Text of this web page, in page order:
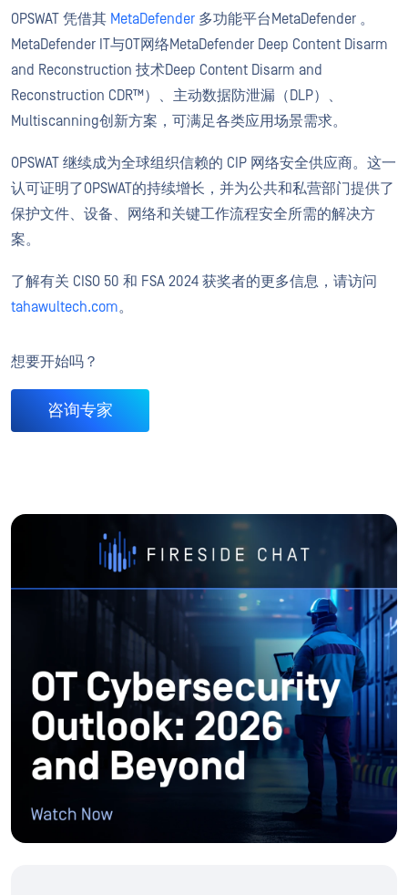
OPSWAT 凭借其 MetaDefender 多功能平台MetaDefender 。
MetaDefender IT与OT网络MetaDefender Deep Content Disarm
and Reconstruction 技术Deep Content Disarm and
Reconstruction CDR™）、主动数据防泄漏（DLP）、
Multiscanning创新方案，可满足各类应用场景需求。
OPSWAT 继续成为全球组织信赖的 CIP 网络安全供应商。这一
认可证明了OPSWAT的持续增长，并为公共和私营部门提供了
保护文件、设备、网络和关键工作流程安全所需的解决方
案。
了解有关 CISO 50 和 FSA 2024 获奖者的更多信息，请访问
tahawultech.com。
想要开始吗？
咨询专家